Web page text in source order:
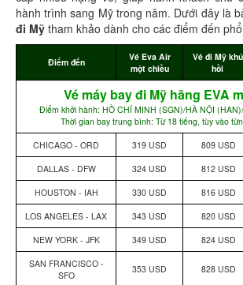
hành trình sang Mỹ trong năm. Dưới đây là
đi Mỹ tham khảo dành cho các điểm đến
Điểm đến
Vé Eva Air
một chiều
Vé đi Mỹ
hồi
Vé máy bay đi Mỹ hãng EVA
Điểm khởi hành: HỒ CHÍ MINH (SGN)/HÀ NỘI
Thời gian bay trung bình: Từ 18 tiếng, tùy vào
CHICAGO - ORD
319 USD 809 USD
DALLAS - DFW
324 USD 812 USD
HOUSTON - IAH
330 USD 816 USD
LOS ANGELES - LAX
343 USD 820 USD
NEW YORK - JFK
349 USD 824 USD
SAN FRANCISCO -
SFO
353 USD 828 USD